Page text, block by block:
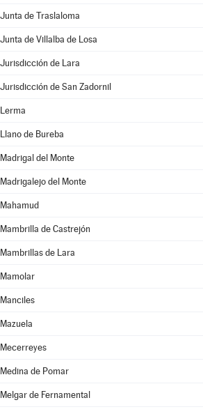
Junta de Traslaloma
Junta de Villalba de Losa
Jurisdicción de Lara
Jurisdicción de San Zadornil
Lerma
Llano de Bureba
Madrigal del Monte
Madrigalejo del Monte
Mahamud
Mambrilla de Castrejón
Mambrillas de Lara
Mamolar
Manciles
Mazuela
Mecerreyes
Medina de Pomar
Melgar de Fernamental